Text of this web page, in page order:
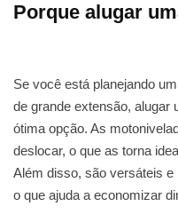
Porque alugar
Se você está planejando
de grande extensão, alugar
ótima opção. As
deslocar, o que as torna
Além disso, são versáteis
o que ajuda a economizar